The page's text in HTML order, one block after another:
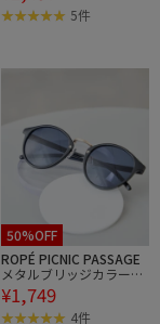
5件
50%OFF
ROPÉ PICNIC PASSAGE
メタルブリッジカラーグ
ラスアイウェア/UVカッ
ト
¥1,749
4件